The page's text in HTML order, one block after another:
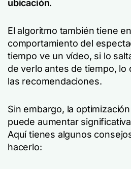
ubicación.
El algoritmo también tiene
comportamiento del
tiempo ve un vídeo, si lo
de verlo antes de tiempo, lo
las recomendaciones.
Sin embargo, la
puede aumentar
Aquí tienes algunos
hacerlo: